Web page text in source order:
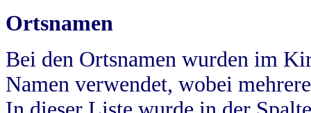
Ortsnamen
Bei den Ortsnamen wurden im
Namen verwendet, wobei